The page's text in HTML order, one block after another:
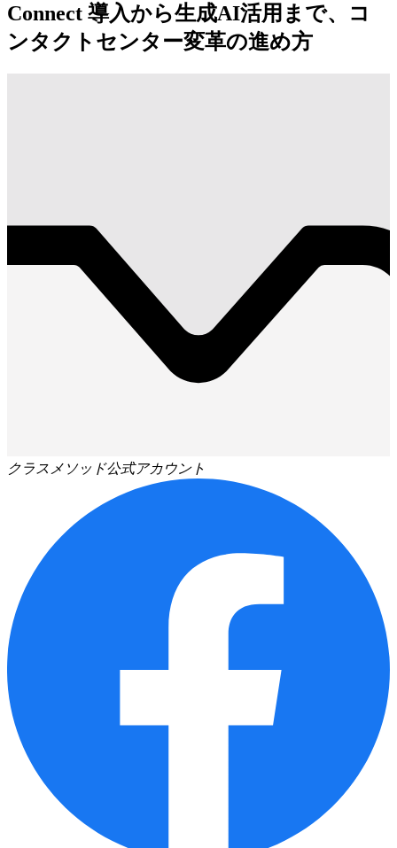
Connect 導入から生成AI活用まで、コ
ンタクトセンター変革の進め方
クラスメソッド公式アカウント